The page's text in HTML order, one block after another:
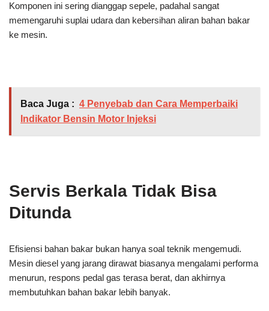
Komponen ini sering dianggap sepele, padahal sangat
memengaruhi suplai udara dan kebersihan aliran bahan bakar
ke mesin.
Baca Juga : 4 Penyebab dan Cara Memperbaiki
Indikator Bensin Motor Injeksi
Servis Berkala Tidak Bisa
Ditunda
Efisiensi bahan bakar bukan hanya soal teknik mengemudi.
Mesin diesel yang jarang dirawat biasanya mengalami performa
menurun, respons pedal gas terasa berat, dan akhirnya
membutuhkan bahan bakar lebih banyak.